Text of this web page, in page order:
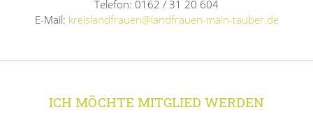
Telefon: 0162 / 31 20 604
E-Mail: kreislandfrauen@landfrauen-main-tauber.de
ICH MÖCHTE MITGLIED WERDEN